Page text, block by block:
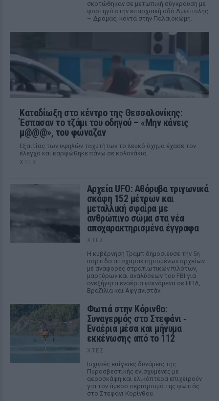
σκοτώθηκαν σε μετωπική σύγκρουση με
φορτηγό στην επαρχιακή οδό Αμφίπολης
– Δράμας, κοντά στην Παλαιοκώμη.
Καταδίωξη στο κέντρο της Θεσσαλονίκης:
Έσπασαν το τζάμι του οδηγού – «Μην κάνεις
μ@@@», του φώναζαν
Εξαιτίας των υψηλών ταχυτήτων το λευκό όχημα έχασε τον
έλεγχο και καρφώθηκε πάνω σε κολονάκια.
ΧΤΕΣ
Αρχεία UFO: Αθόρυβα τριγωνικά
σκάφη 152 μέτρων και
μεταλλική σφαίρα με
ανθρώπινο σώμα στα νέα
αποχαρακτηρισμένα έγγραφα
ΧΤΕΣ
Η κυβέρνηση Τραμπ δημοσίευσε την 5η
παρτίδα αποχαρακτηρισμένων αρχείων
με αναφορές στρατιωτικών πιλότων,
μαρτύρων και αναλύσεων του FBI για
ανεξήγητα εναέρια φαινόμενα σε ΗΠΑ,
Βραζιλία και Αφγανιστάν.
Φωτιά στην Κόρινθο:
Συναγερμός στο Στεφάνι ‑
Εναέρια μέσα και μήνυμα
εκκένωσης από το 112
ΧΤΕΣ
Ισχυρές επίγειες δυνάμεις της
Πυροσβεστικής ενισχυμένες με
αεροσκάφη και ελικόπτερα επιχειρούν
για τον άμεσο περιορισμό της φωτιάς
στο Στεφάνι Κορίνθου.